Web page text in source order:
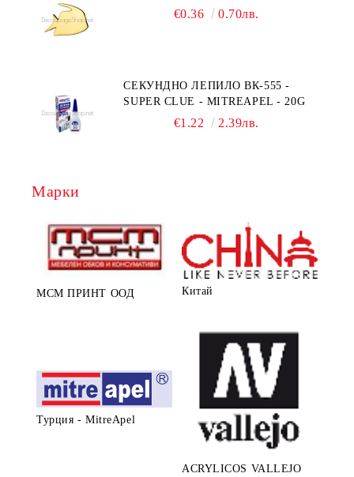
€0.36 0.70лв.
СЕКУНДНО ЛЕПИЛО ВК-555 -
SUPER CLUE - MITREAPEL - 20G
€1.22 2.39лв.
Марки
МСМ ПРИНТ ООД Китай
Турция - MitreApel
ACRYLICOS VALLEJO